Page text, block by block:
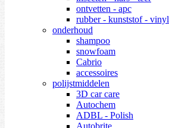
ontvetten - apc
rubber - kunststof - vinyl
onderhoud
shampoo
snowfoam
Cabrio
accessoires
polijstmiddelen
3D car care
Autochem
ADBL - Polish
Autobrite